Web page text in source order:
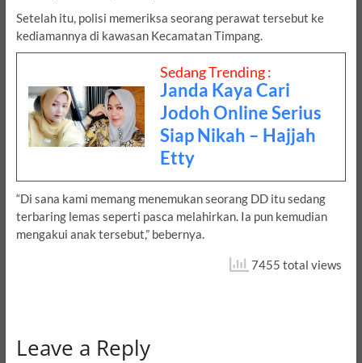
Setelah itu, polisi memeriksa seorang perawat tersebut ke
kediamannya di kawasan Kecamatan Timpang.
Sedang Trending :
Janda Kaya Cari
Jodoh Online Serius
Siap Nikah – Hajjah
Etty
“Di sana kami memang menemukan seorang DD itu sedang
terbaring lemas seperti pasca melahirkan. Ia pun kemudian
mengakui anak tersebut,” bebernya.
7455 total views
Leave a Reply